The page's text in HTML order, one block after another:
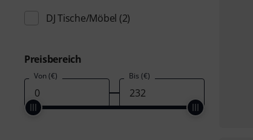
DJ Tische/Möbel (2)
Preisbereich
Von (€) Bis (€)